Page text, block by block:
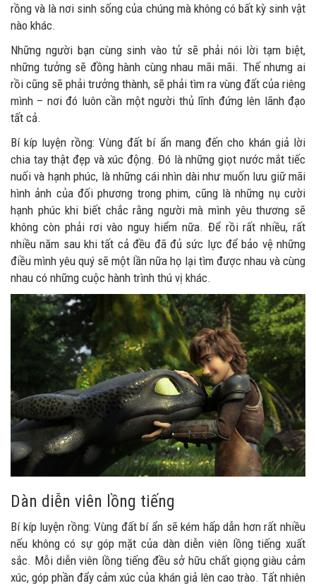
rồng và là nơi sinh sống của chúng mà không có bất kỳ sinh vật
nào khác.
Những người bạn cùng sinh vào tử sẽ phải nói lời tạm biệt,
những tưởng sẽ đồng hành cùng nhau mãi mãi. Thế nhưng ai
rồi cũng sẽ phải trưởng thành, sẽ phải tìm ra vùng đất của riêng
mình – nơi đó luôn cần một người thủ lĩnh đứng lên lãnh đạo
tất cả.
Bí kíp luyện rồng: Vùng đất bí ẩn mang đến cho khán giả lời
chia tay thật đẹp và xúc động. Đó là những giọt nước mắt tiếc
nuối và hạnh phúc, là những cái nhìn dài như muốn lưu giữ mãi
hình ảnh của đối phương trong phim, cũng là những nụ cười
hạnh phúc khi biết chắc rằng người mà mình yêu thương sẽ
không còn phải rơi vào nguy hiểm nữa. Để rồi rất nhiều, rất
nhiều năm sau khi tất cả đều đã đủ sức lực để bảo vệ những
điều mình yêu quý sẽ một lần nữa họ lại tìm được nhau và cùng
nhau có những cuộc hành trình thú vị khác.
Dàn diễn viên lồng tiếng
Bí kíp luyện rồng: Vùng đất bí ẩn sẽ kém hấp dẫn hơn rất nhiều
nếu không có sự góp mặt của dàn diễn viên lồng tiếng xuất
sắc. Mỗi diễn viên lồng tiếng đều sở hữu chất giọng giàu cảm
xúc, góp phần đẩy cảm xúc của khán giả lên cao trào. Tất nhiên